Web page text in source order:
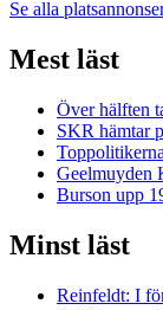
Se alla
Mest läst
Över hälften
SKR hämtar
Geelmuyden
Burson upp
Minst läst
Reinfeldt: I